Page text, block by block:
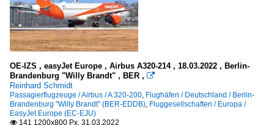
OE-IZS , easyJet Europe , Airbus A320-214 , 18.03.2022 , Berlin-
Brandenburg "Willy Brandt" , BER , 
Reinhard Schmidt
Passagierflugzeuge / Airbus / A 320-200, Flughäfen / Deutschland / Berlin-
Brandenburg "Willy Brandt" (BER-EDDB), Fluggesellschaften / Europa /
EasyJet Europe (EC-EJU)
 141 1200x800 Px, 31.03.2022